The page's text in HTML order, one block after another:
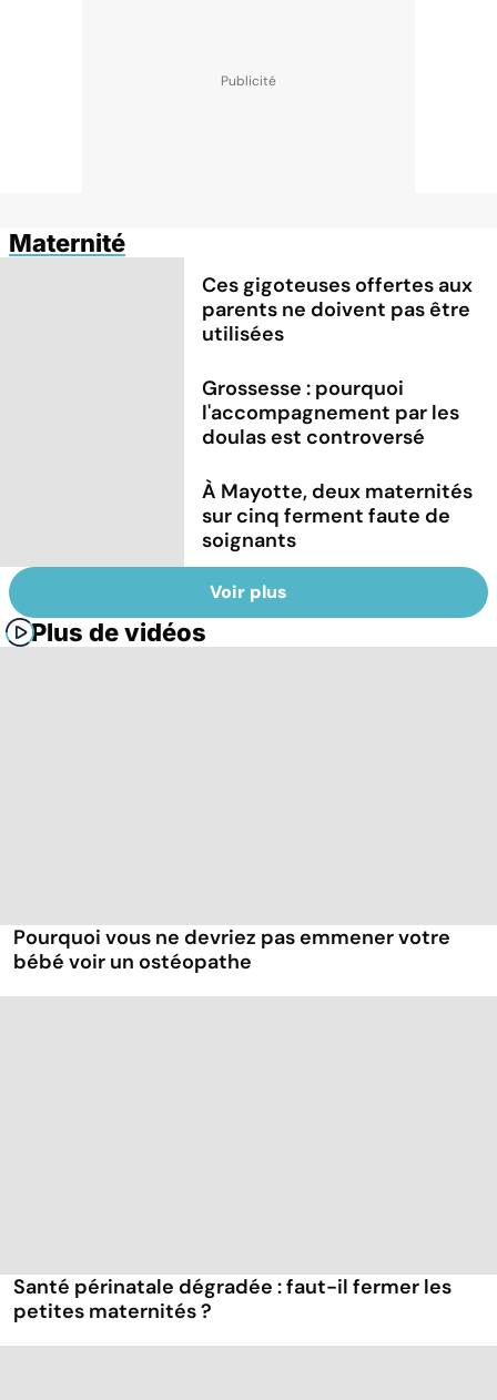
Maternité
Ces gigoteuses offertes aux
parents ne doivent pas être
utilisées
Grossesse : pourquoi
l'accompagnement par les
doulas est controversé
À Mayotte, deux maternités
sur cinq ferment faute de
soignants
Voir plus
Plus de vidéos
Pourquoi vous ne devriez pas emmener votre
bébé voir un ostéopathe
Santé périnatale dégradée : faut-il fermer les
petites maternités ?